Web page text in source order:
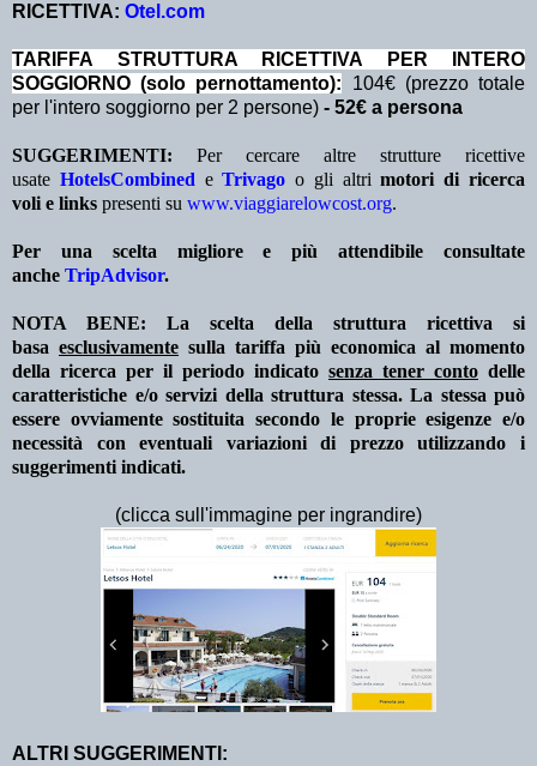
RICETTIVA: Otel.com
TA RIFFA STRUTTURA RICETTIVA PER INTERO
SOGGIORNO (solo pernottamento): 104€ (prezzo totale
per l'intero soggiorno per 2 persone) - 52€ a persona
SUGGERIMENTI: Per cercare altre strutture ricettive
usate HotelsCombined eTrivago o gli altrimotori di ricerca
voli e links presenti su www.viaggiarelowcost.org.
Per una scelta migliore e più attendibile consultate
anche TripAdvisor.
NOTA BENE: La scelta della struttura ricettiva si
basa esclusivamente sulla tariffa più economica al momento
della ricerca per il periodo indicato senza tener conto delle
caratteristiche e/o servizi della struttura stessa. La stessa può
essere ovviamente sostituita secondo le proprie esigenze e/o
necessità con eventuali variazioni di prezzo utilizzando i
suggerimenti indicati.
(clicca sull'immagine per ingrandire)
ALTRI SUGGERIMENTI: